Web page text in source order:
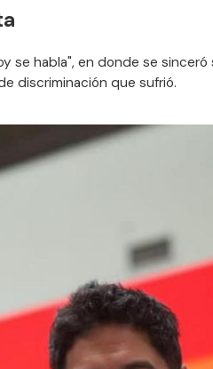
se habla", en donde se sinceró
discriminación que sufrió.